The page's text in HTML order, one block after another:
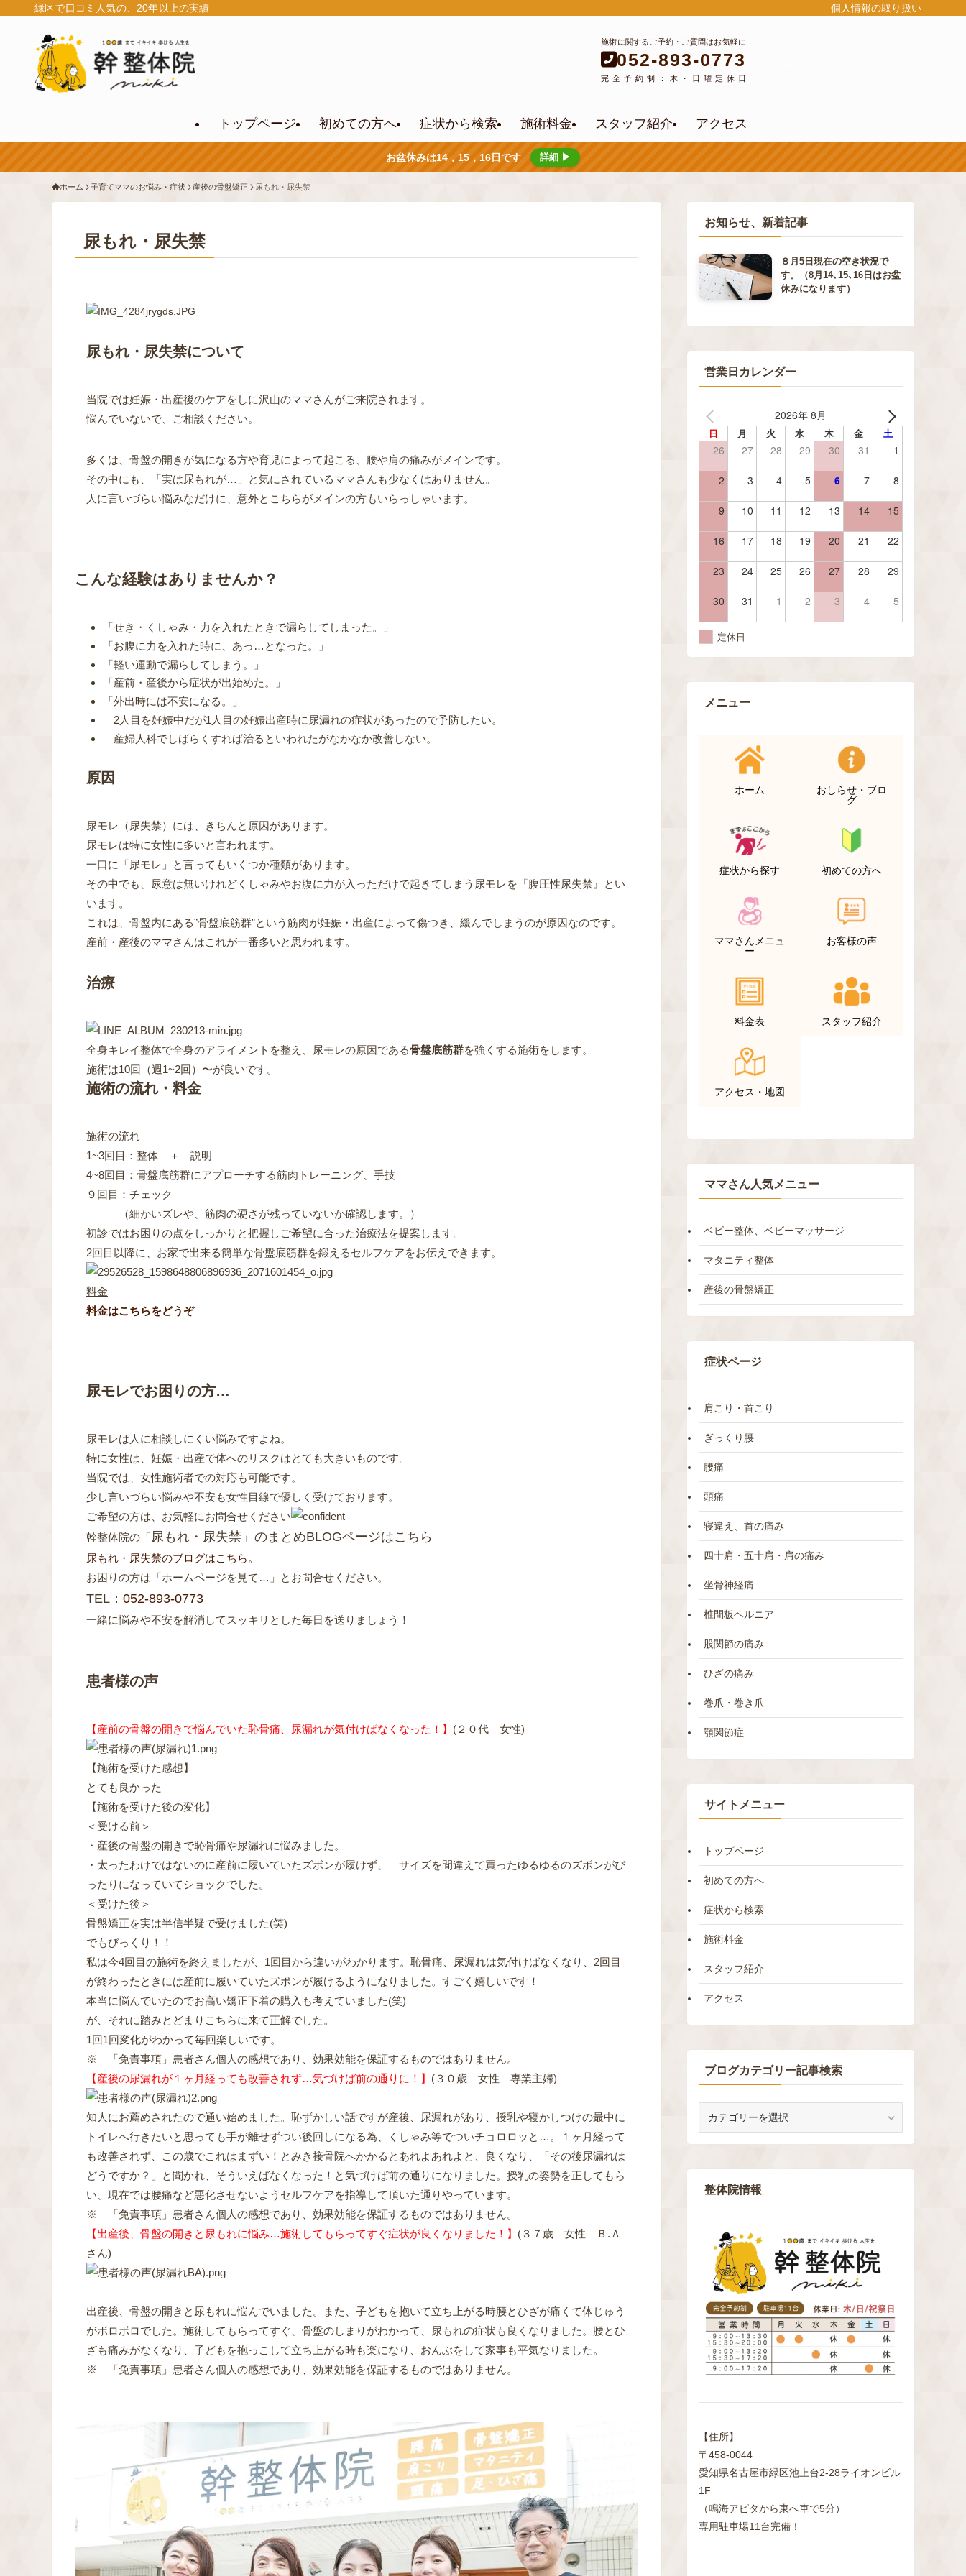
緑区で口コミ人気の、20年以上の実績 個人情報の取り扱い
施術に関するご予約・ご質問はお気軽に
052-893-0773
完全予約制：木・日曜定休日
トップページ 初めての方へ 症状から検索 施術料金 スタッフ紹介 アクセス
お盆休みは14，15，16日です 詳細 ▶
ホーム 子育てママのお悩み・症状 産後の骨盤矯正 尿もれ・尿失禁
尿もれ・尿失禁
尿もれ・尿失禁について
当院では妊娠・出産後のケアをしに沢山のママさんがご来院されます。
悩んでいないで、ご相談ください。
多くは、骨盤の開きが気になる方や育児によって起こる、腰や肩の痛みがメインです。
その中にも、「実は尿もれが…」と気にされているママさんも少なくはありません。
人に言いづらい悩みなだけに、意外とこちらがメインの方もいらっしゃいます。
こんな経験はありませんか？
「せき・くしゃみ・力を入れたときで漏らしてしまった。」
「お腹に力を入れた時に、あっ…となった。」
「軽い運動で漏らしてしまう。」
「産前・産後から症状が出始めた。」
「外出時には不安になる。」
2人目を妊娠中だが1人目の妊娠出産時に尿漏れの症状があったので予防したい。
産婦人科でしばらくすれば治るといわれたがなかなか改善しない。
原因
尿モレ（尿失禁）には、きちんと原因があります。
尿モレは特に女性に多いと言われます。
一口に「尿モレ」と言ってもいくつか種類があります。
その中でも、尿意は無いけれどくしゃみやお腹に力が入っただけで起きてしまう尿モレを『腹圧性尿失禁』とい
います。
これは、骨盤内にある”骨盤底筋群”という筋肉が妊娠・出産によって傷つき、緩んでしまうのが原因なのです。
産前・産後のママさんはこれが一番多いと思われます。
治療
全身キレイ整体で全身のアライメントを整え、尿モレの原因である骨盤底筋群を強くする施術をします。
施術は10回（週1~2回）〜が良いです。
施術の流れ・料金
施術の流れ
1~3回目：整体 ＋ 説明
4~8回目：骨盤底筋群にアプローチする筋肉トレーニング、手技
９回目：チェック
（細かいズレや、筋肉の硬さが残っていないか確認します。）
初診ではお困りの点をしっかりと把握しご希望に合った治療法を提案します。
2回目以降に、お家で出来る簡単な骨盤底筋群を鍛えるセルフケアをお伝えできます。
料金
料金はこちらをどうぞ
尿モレでお困りの方…
尿モレは人に相談しにくい悩みですよね。
特に女性は、妊娠・出産で体へのリスクはとても大きいものです。
当院では、女性施術者での対応も可能です。
少し言いづらい悩みや不安も女性目線で優しく受けております。
ご希望の方は、お気軽にお問合せください
幹整体院の「尿もれ・尿失禁」のまとめBLOGページはこちら
尿もれ・尿失禁のブログはこちら。
お困りの方は「ホームページを見て…」とお問合せください。
TEL： 052-893-0773
一緒に悩みや不安を解消してスッキリとした毎日を送りましょう！
患者様の声
【産前の骨盤の開きで悩んでいた恥骨痛、尿漏れが気付けばなくなった！】 ( ２０代 女性)
【施術を受けた感想】
とても良かった
【施術を受けた後の変化】
＜受ける前＞
・産後の骨盤の開きで恥骨痛や尿漏れに悩みました。
・太ったわけではないのに産前に履いていたズボンが履けず、 サイズを間違えて買ったゆるゆるのズボンがぴ
ったりになっていてショックでした。
＜受けた後＞
骨盤矯正を実は半信半疑で受けました(笑)
でもびっくり！！
私は今4回目の施術を終えましたが、1回目から違いがわかります。恥骨痛、尿漏れは気付けばなくなり、2回目
が終わったときには産前に履いていたズボンが履けるようになりました。すごく嬉しいです！
本当に悩んでいたのでお高い矯正下着の購入も考えていました(笑)
が、それに踏みとどまりこちらに来て正解でした。
1回1回変化がわかって毎回楽しいです。
※ 「免責事項」患者さん個人の感想であり、効果効能を保証するものではありません。
【産後の尿漏れが１ヶ月経っても改善されず…気づけば前の通りに！】 (３０歳 女性 専業主婦)
知人にお薦めされたので通い始めました。恥ずかしい話ですが産後、尿漏れがあり、授乳や寝かしつけの最中に
トイレへ行きたいと思っても手が離せずつい後回しになる為、くしゃみ等でついチョロロッと…。１ヶ月経って
も改善されず、この歳でこれはまずい！とみき接骨院へかかるとあれよあれよと、良くなり、「その後尿漏れは
どうですか？」と聞かれ、そういえばなくなった！と気づけば前の通りになりました。授乳の姿勢を正してもら
い、現在では腰痛など悪化させないようセルフケアを指導して頂いた通りやっています。
※ 「免責事項」患者さん個人の感想であり、効果効能を保証するものではありません。
【出産後、骨盤の開きと尿もれに悩み…施術してもらってすぐ症状が良くなりました！】 (３７歳 女性 Ｂ.Ａ
さん)
出産後、骨盤の開きと尿もれに悩んでいました。また、子どもを抱いて立ち上がる時腰とひざが痛くて体じゅう
がボロボロでした。施術してもらってすぐ、骨盤のしまりがわかって、尿もれの症状も良くなりました。腰とひ
ざも痛みがなくなり、子どもを抱っこして立ち上がる時も楽になり、おんぶをして家事も平気なりました。
※ 「免責事項」患者さん個人の感想であり、効果効能を保証するものではありません。
お知らせ、新着記事
８月5日現在の空き状況で
す。（8月14､15､16日はお盆
休みになります）
営業日カレンダー
2026年 8月
日 月 火 水 木 金 土
26 27 28 29 30 31 1
2 3 4 5 6 7 8
9 10 11 12 13 14 15
16 17 18 19 20 21 22
23 24 25 26 27 28 29
30 31 1 2 3 4 5
定休日
メニュー
ホーム
おしらせ・ブロ
グ
症状から探す 初めての方へ
ママさんメニュ
ー
お客様の声
料金表 スタッフ紹介
アクセス・地図
ママさん人気メニュー
ベビー整体、ベビーマッサージ
マタニティ整体
産後の骨盤矯正
症状ページ
肩こり・首こり
ぎっくり腰
腰痛
頭痛
寝違え、首の痛み
四十肩・五十肩・肩の痛み
坐骨神経痛
椎間板ヘルニア
股関節の痛み
ひざの痛み
巻爪・巻き爪
顎関節症
サイトメニュー
トップページ
初めての方へ
症状から検索
施術料金
スタッフ紹介
アクセス
ブログカテゴリー記事検索
テ
ゴ
リ
整体院情報
【住所】
〒458-0044
愛知県名古屋市緑区池上台2‐28ライオンビル
1F
（鳴海アピタから東へ車で5分）
専用駐車場11台完備！